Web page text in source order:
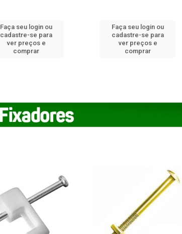
Faça seu login ou
cadastre-se para
ver preços e
comprar
Faça seu login ou
cadastre-se para
ver preços e
comprar